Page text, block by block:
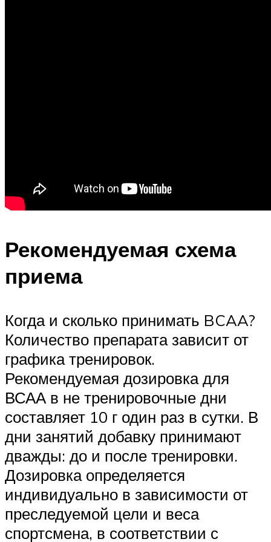
Рекомендуемая схема
приема
Когда и сколько принимать BCAA?
Количество препарата зависит от
графика тренировок.
Рекомендуемая дозировка для
ВСАА в не тренировочные дни
составляет 10 г один раз в сутки. В
дни занятий добавку принимают
дважды: до и после тренировки.
Дозировка определяется
индивидуально в зависимости от
преследуемой цели и веса
спортсмена, в соответствии с